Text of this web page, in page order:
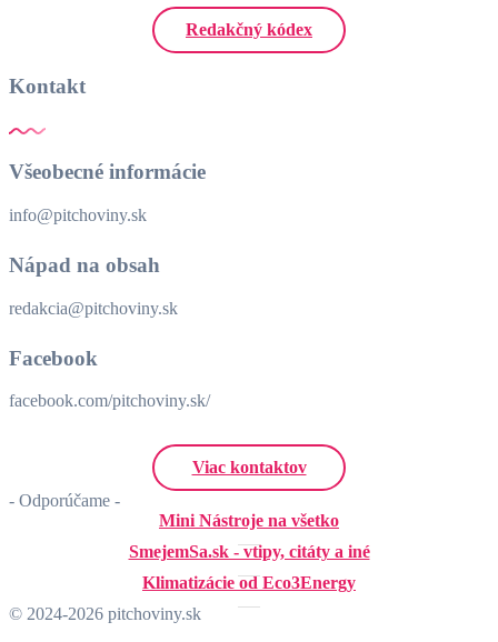
Redakčný kódex
Kontakt
Všeobecné informácie
info@pitchoviny.sk
Nápad na obsah
redakcia@pitchoviny.sk
Facebook
facebook.com/pitchoviny.sk/
Viac kontaktov
- Odporúčame -
Mini Nástroje na všetko
SmejemSa.sk - vtipy, citáty a iné
Klimatizácie od Eco3Energy
© 2024-2026 pitchoviny.sk